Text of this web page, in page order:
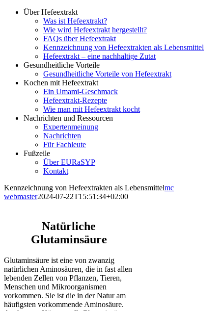
Über Hefeextrakt
Was ist Hefeextrakt?
Wie wird Hefeextrakt hergestellt?
FAQs über Hefeextrakt
Kennzeichnung von Hefeextrakten als Lebensmittel
Hefeextrakt – eine nachhaltige Zutat
Gesundheitliche Vorteile
Gesundheitliche Vorteile von Hefeextrakt
Kochen mit Hefeextrakt
Ein Umami-Geschmack
Hefeextrakt-Rezepte
Wie man mit Hefeextrakt kocht
Nachrichten und Ressourcen
Expertenmeinung
Nachrichten
Für Fachleute
Fußzeile
Über EURaSYP
Kontakt
Kennzeichnung von Hefeextrakten als Lebensmittelmc
webmaster2024-07-22T15:51:34+02:00
Natürliche
Glutaminsäure
Glutaminsäure ist eine von zwanzig
natürlichen Aminosäuren, die in fast allen
lebenden Zellen von Pflanzen, Tieren,
Menschen und Mikroorganismen
vorkommen. Sie ist die in der Natur am
häufigsten vorkommende Aminosäure.